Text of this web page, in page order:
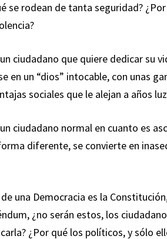
se rodean de tanta seguridad?
ciudadano que quiere dedicar su
en un “dios” intocable, con unas
sociales que le alejan a años
ciudadano normal en cuanto es
diferente, se convierte en
de una Democracia es la
¿no serán estos, los
¿Por qué los políticos, y sólo